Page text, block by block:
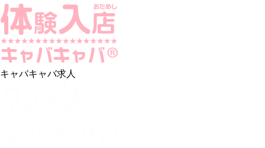
キャバキャバ求人